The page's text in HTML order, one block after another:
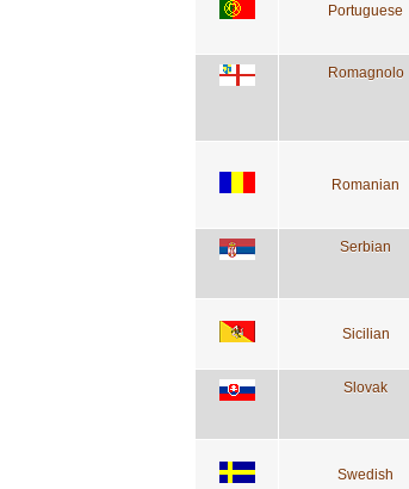
Portuguese
Romagnolo
Romanian
Serbian
Sicilian
Slovak
Swedish